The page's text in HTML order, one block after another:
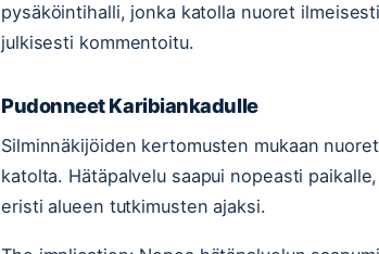
pysäköintihalli, jonka katolla nuoret
julkisesti kommentoitu.
Pudonneet Karibiankadulle
Silminnäkijöiden kertomusten mukaan
katolta. Hätäpalvelu saapui nopeasti
eristi alueen tutkimusten ajaksi.